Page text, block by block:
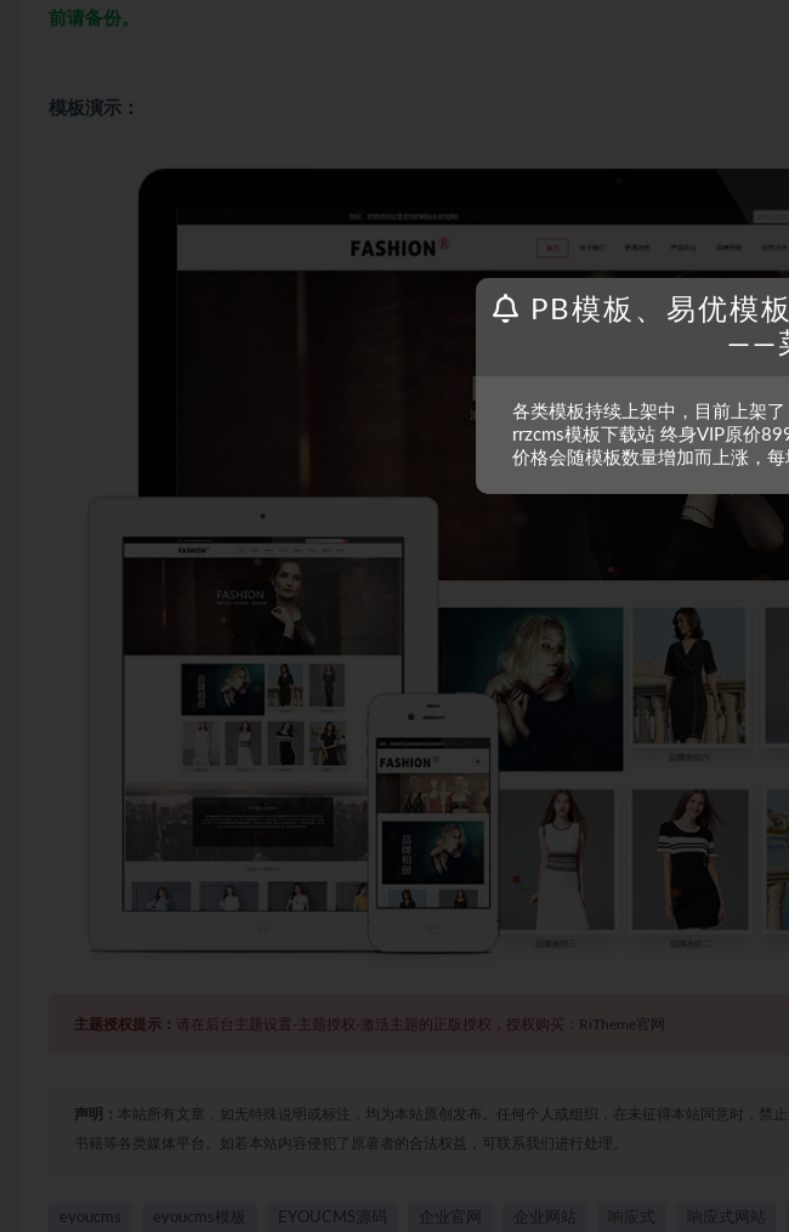
前请备份。
模板演示：
主题授权提示： 请在后台主题设置-主题授权-激活主题的正版授权，授权购买： RiTheme官网
声明： 本站所有文章，如无特殊说明或标注，均为本站原创发布。任何个人或组织，在未征得本站同意时，禁
书籍等各类媒体平台。如若本站内容侵犯了原著者的合法权益，可联系我们进行处理。
eyoucms eyoucms模板 EYOUCMS源码 企业官网 企业网站 响应式 响应式网站
PB模板、易优模
——
各类模板持续上架中，目前上架
rrzcms模板下载站 终身VIP原价
价格会随模板数量增加而上涨，